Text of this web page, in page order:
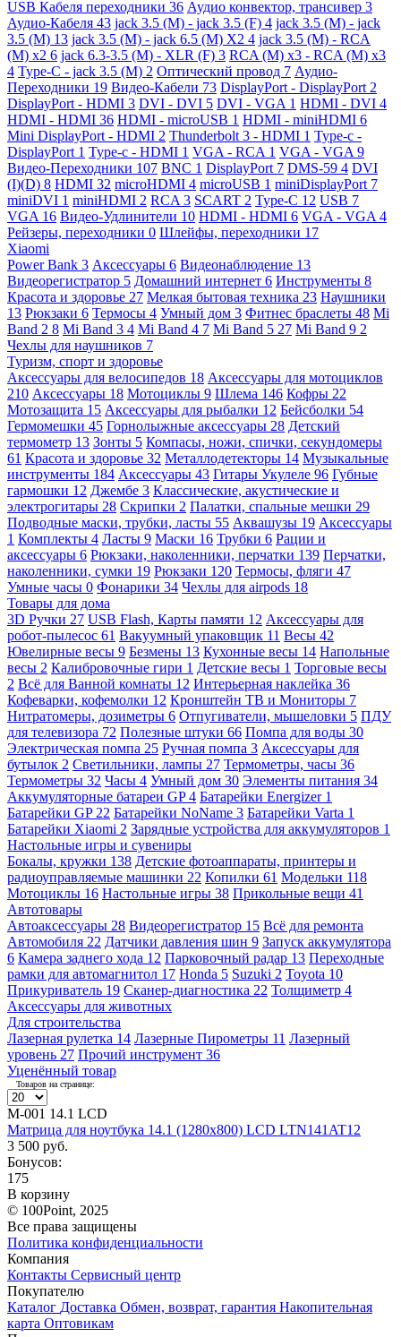
USB Кабеля переходники 36 Аудио конвектор, трансивер 3
Аудио-Кабеля 43 jack 3.5 (M) - jack 3.5 (F) 4 jack 3.5 (M) - jack
3.5 (M) 13 jack 3.5 (M) - jack 6.5 (M) X2 4 jack 3.5 (M) - RCA
(M) x2 6 jack 6.3-3.5 (M) - XLR (F) 3 RCA (M) x3 - RCA (M) x3
4 Type-C - jack 3.5 (M) 2 Оптический провод 7 Аудио-
Переходники 19 Видео-Кабели 73 DisplayPort - DisplayPort 2
DisplayPort - HDMI 3 DVI - DVI 5 DVI - VGA 1 HDMI - DVI 4
HDMI - HDMI 36 HDMI - microUSB 1 HDMI - miniHDMI 6
Mini DisplayPort - HDMI 2 Thunderbolt 3 - HDMI 1 Type-c -
DisplayPort 1 Type-c - HDMI 1 VGA - RCA 1 VGA - VGA 9
Видео-Переходники 107 BNC 1 DisplayPort 7 DMS-59 4 DVI
(I)(D) 8 HDMI 32 microHDMI 4 microUSB 1 miniDisplayPort 7
miniDVI 1 miniHDMI 2 RCA 3 SCART 2 Type-C 12 USB 7
VGA 16 Видео-Удлинители 10 HDMI - HDMI 6 VGA - VGA 4
Рейзеры, переходники 0 Шлейфы, переходники 17
Xiaomi
Power Bank 3 Аксессуары 6 Видеонаблюдение 13
Видеорегистратор 5 Домашний интернет 6 Инструменты 8
Красота и здоровье 27 Мелкая бытовая техника 23 Наушники
13 Рюкзаки 6 Термосы 4 Умный дом 3 Фитнес браслеты 48 Mi
Band 2 8 Mi Band 3 4 Mi Band 4 7 Mi Band 5 27 Mi Band 9 2
Чехлы для наушников 7
Туризм, спорт и здоровье
Аксессуары для велосипедов 18 Аксессуары для мотоциклов
210 Аксессуары 18 Мотоциклы 9 Шлема 146 Кофры 22
Мотозащита 15 Аксессуары для рыбалки 12 Бейсболки 54
Гермомешки 45 Горнолыжные аксессуары 28 Детский
термометр 13 Зонты 5 Компасы, ножи, спички, секундомеры
61 Красота и здоровье 32 Металлодетекторы 14 Музыкальные
инструменты 184 Аксессуары 43 Гитары Укулеле 96 Губные
гармошки 12 Джембе 3 Классические, акустические и
электрогитары 28 Скрипки 2 Палатки, спальные мешки 29
Подводные маски, трубки, ласты 55 Аквашузы 19 Аксессуары
1 Комплекты 4 Ласты 9 Маски 16 Трубки 6 Рации и
аксессуары 6 Рюкзаки, наколенники, перчатки 139 Перчатки,
наколенники, сумки 19 Рюкзаки 120 Термосы, фляги 47
Умные часы 0 Фонарики 34 Чехлы для airpods 18
Товары для дома
3D Ручки 27 USB Flash, Карты памяти 12 Аксессуары для
робот-пылесос 61 Вакуумный упаковщик 11 Весы 42
Ювелирные весы 9 Безмены 13 Кухонные весы 14 Напольные
весы 2 Калибровочные гири 1 Детские весы 1 Торговые весы
2 Всё для Ванной комнаты 12 Интерьерная наклейка 36
Кофеварки, кофемолки 12 Кронштейн ТВ и Мониторы 7
Нитратомеры, дозиметры 6 Отпугиватели, мышеловки 5 ПДУ
для телевизора 72 Полезные штуки 66 Помпа для воды 30
Электрическая помпа 25 Ручная помпа 3 Аксессуары для
бутылок 2 Светильники, лампы 27 Термометры, часы 36
Термометры 32 Часы 4 Умный дом 30 Элементы питания 34
Аккумуляторные батареи GP4 Батарейки Energizer 1
Батарейки GP 22 Батарейки NoName 3 Батарейки Varta 1
Батарейки Xiaomi 2 Зарядные устройства для аккумуляторов 1
Настольные игры и сувениры
Бокалы, кружки 138 Детские фотоаппараты, принтеры и
радиоуправляемые машинки 22 Копилки 61 Модельки 118
Мотоциклы 16 Настольные игры 38 Прикольные вещи 41
Автотовары
Автоаксессуары 28 Видеорегистратор 15 Всё для ремонта
Автомобиля 22 Датчики давления шин 9 Запуск аккумулятора
6 Камера заднего хода 12 Парковочный радар 13 Переходные
рамки для автомагнитол 17 Honda 5 Suzuki 2 Toyota 10
Прикуриватель 19 Сканер-диагностика 22 Толщиметр 4
Аксессуары для животных
Для строительства
Лазерная рулетка 14 Лазерные Пирометры 11 Лазерный
уровень 27 Прочий инструмент 36
Уценённый товар
Товаров на странице:
М-001 14.1 LCD
Матрица для ноутбука 14.1 (1280x800) LCD LTN141AT12
3 500 руб.
Бонусов:
175
В корзину
© 100Point, 2025
Все права защищены
Политика конфиденциальности
Компания
Контакты Сервисный центр
Покупателю
Каталог Доставка Обмен, возврат, гарантия Накопительная
карта Оптовикам